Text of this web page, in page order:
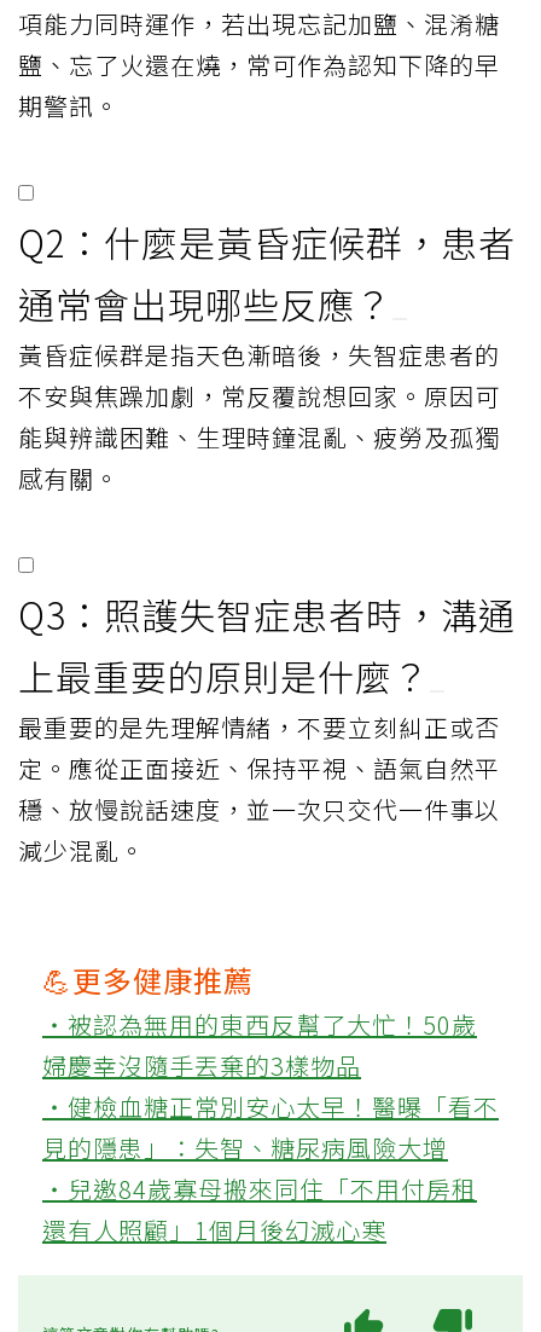
項能力同時運作，若出現忘記加鹽、混淆糖
鹽、忘了火還在燒，常可作為認知下降的早
期警訊。
Q2：什麼是黃昏症候群，患者
通常會出現哪些反應？
黃昏症候群是指天色漸暗後，失智症患者的
不安與焦躁加劇，常反覆說想回家。原因可
能與辨識困難、生理時鐘混亂、疲勞及孤獨
感有關。
Q3：照護失智症患者時，溝通
上最重要的原則是什麼？
最重要的是先理解情緒，不要立刻糾正或否
定。應從正面接近、保持平視、語氣自然平
穩、放慢說話速度，並一次只交代一件事以
減少混亂。
💪更多健康推薦
‧被認為無用的東西反幫了大忙！50歲
婦慶幸沒隨手丟棄的3樣物品
‧健檢血糖正常別安心太早！醫曝「看不
見的隱患」：失智、糖尿病風險大增
‧兒邀84歲寡母搬來同住「不用付房租
還有人照顧」1個月後幻滅心寒